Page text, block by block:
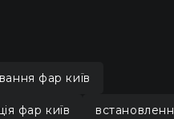
фар київ
фар київ